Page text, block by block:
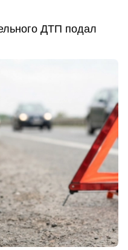
ДТП подал